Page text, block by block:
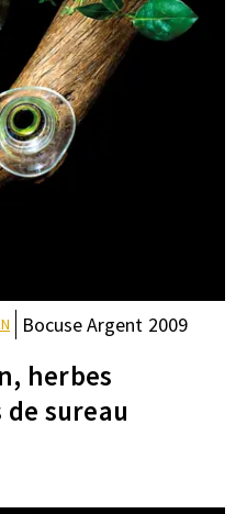
BocuseArgent 2009
herbes
sureau